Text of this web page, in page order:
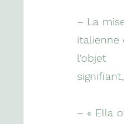
– La
italienne
l’objet
– « Ella